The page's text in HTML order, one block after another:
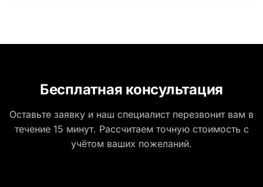
Бесплатная консультация
Оставьте заявку и наш специалист перезвонит вам в
течение 15 минут. Рассчитаем точную стоимость с
учётом ваших пожеланий.